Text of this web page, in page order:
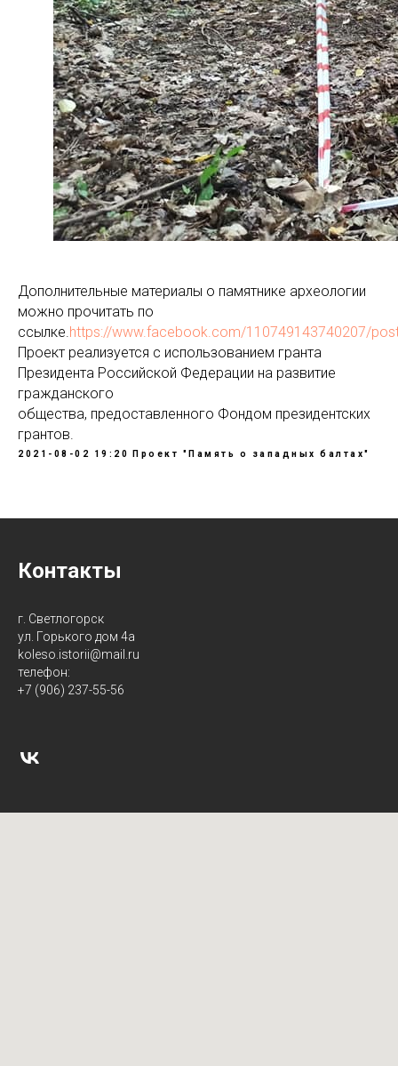
Дополнительные материалы о памятнике археологии
можно прочитать по
ссылке.https://www.facebook.com/110749143740207/
Проект реализуется с использованием гранта
Президента Российской Федерации на развитие
гражданского
общества, предоставленного Фондом президентских
грантов.
2021-08-02 19:20 Проект "Память о западных балтах"
Контакты
г. Светлогорск
ул. Горького дом 4а
koleso.istorii@mail.ru
телефон:
+7 (906) 237-55-56